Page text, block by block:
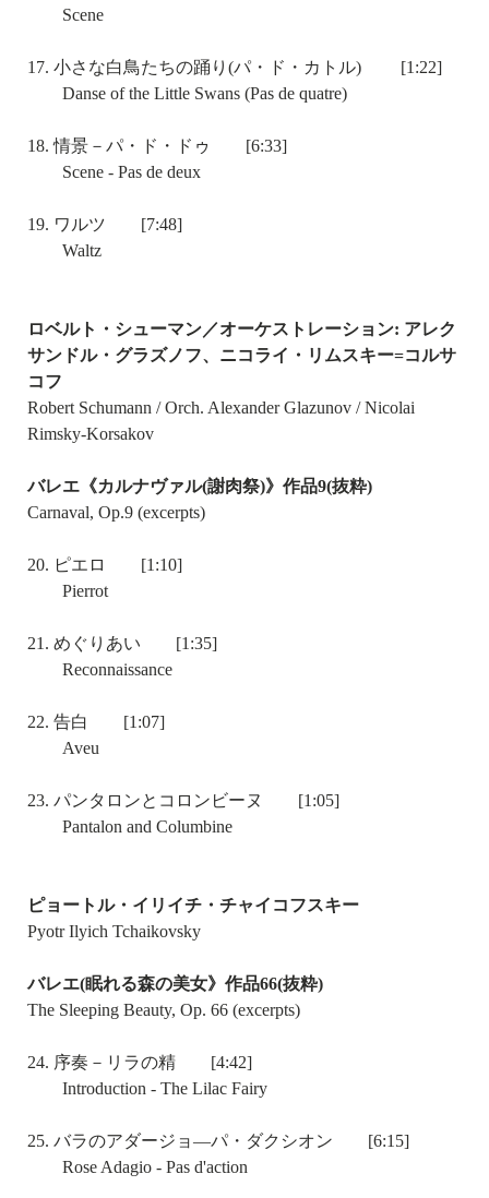
Scene
17. 小さな白鳥たちの踊り(パ・ド・カトル) [1:22]
Danse of the Little Swans (Pas de quatre)
18. 情景－パ・ド・ドゥ [6:33]
Scene - Pas de deux
19. ワルツ [7:48]
Waltz
ロベルト・シューマン／オーケストレーション: アレク
サンドル・グラズノフ、ニコライ・リムスキー=コルサ
コフ
Robert Schumann / Orch. Alexander Glazunov / Nicolai
Rimsky-Korsakov
バレエ《カルナヴァル(謝肉祭)》作品9(抜粋)
Carnaval, Op.9 (excerpts)
20. ピエロ [1:10]
Pierrot
21. めぐりあい [1:35]
Reconnaissance
22. 告白 [1:07]
Aveu
23. パンタロンとコロンビーヌ [1:05]
Pantalon and Columbine
ピョートル・イリイチ・チャイコフスキー
Pyotr Ilyich Tchaikovsky
バレエ(眠れる森の美女》作品66(抜粋)
The Sleeping Beauty, Op. 66 (excerpts)
24. 序奏－リラの精 [4:42]
Introduction - The Lilac Fairy
25. バラのアダージョ―パ・ダクシオン [6:15]
Rose Adagio - Pas d'action